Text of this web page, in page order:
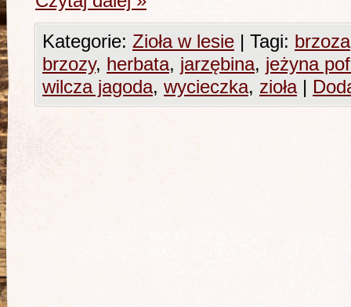
Kategorie: Zioła w lesie | Tagi: brzoza
brzozy, herbata, jarzębina, jeżyna
wilcza jagoda, wycieczka, zioła |